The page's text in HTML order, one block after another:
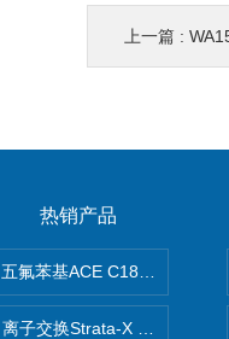
上一篇 :
热销产品
五氟苯基ACE C18-PFP色谱柱
离子交换Strata-X SPE聚合物